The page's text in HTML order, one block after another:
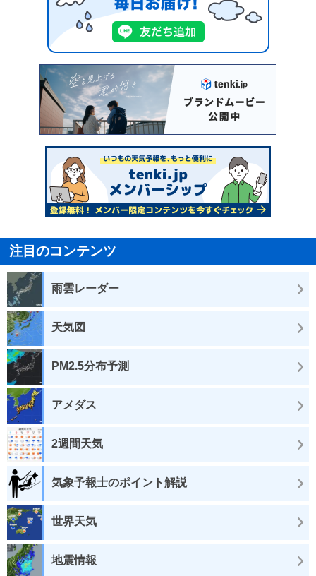
注目のコンテンツ
雨雲レーダー
天気図
PM2.5分布予測
アメダス
2週間天気
気象予報士のポイント解説
世界天気
地震情報